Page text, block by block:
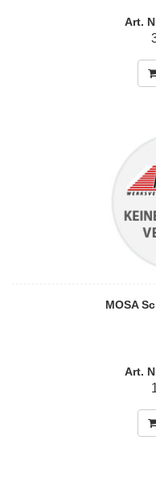
Art.
MOSA
Art.